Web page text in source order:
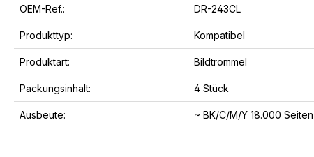
OEM-Ref.: DR-243CL
Produkttyp: Kompatibel
Produktart: Bildtrommel
Packungsinhalt: 4 Stück
Ausbeute: ~ BK/C/M/Y 18.000 Seiten